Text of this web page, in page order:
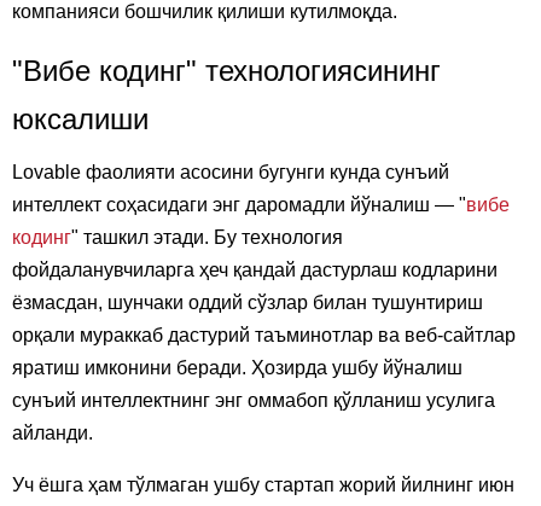
компанияси бошчилик қилиши кутилмоқда.
"Вибе кодинг" технологиясининг
юксалиши
Lovable фаолияти асосини бугунги кунда сунъий
интеллект соҳасидаги энг даромадли йўналиш — "вибе
кодинг" ташкил этади. Бу технология
фойдаланувчиларга ҳеч қандай дастурлаш кодларини
ёзмасдан, шунчаки оддий сўзлар билан тушунтириш
орқали мураккаб дастурий таъминотлар ва веб-сайтлар
яратиш имконини беради. Ҳозирда ушбу йўналиш
сунъий интеллектнинг энг оммабоп қўлланиш усулига
айланди.
Уч ёшга ҳам тўлмаган ушбу стартап жорий йилнинг июн